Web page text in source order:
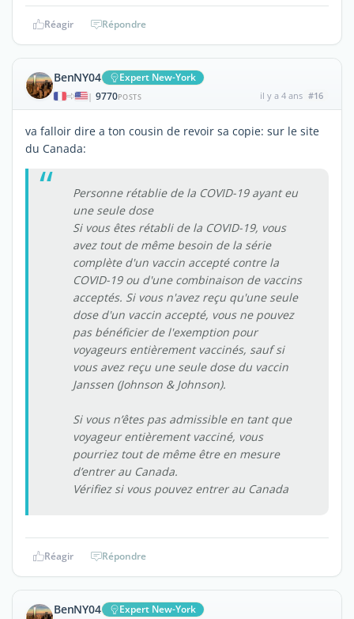
Réagir Répondre
BenNY04 Expert New-York
| 9770POSTS il y a 4 ans #16
va falloir dire a ton cousin de revoir sa copie: sur le site
du Canada:
Personne rétablie de la COVID-19 ayant eu
une seule dose
Si vous êtes rétabli de la COVID-19, vous
avez tout de même besoin de la série
complète d'un vaccin accepté contre la
COVID-19 ou d'une combinaison de vaccins
acceptés. Si vous n'avez reçu qu'une seule
dose d'un vaccin accepté, vous ne pouvez
pas bénéficier de l'exemption pour
voyageurs entièrement vaccinés, sauf si
vous avez reçu une seule dose du vaccin
Janssen (Johnson & Johnson).
Si vous n’êtes pas admissible en tant que
voyageur entièrement vacciné, vous
pourriez tout de même être en mesure
d’entrer au Canada.
Vérifiez si vous pouvez entrer au Canada
Réagir Répondre
BenNY04 Expert New-York